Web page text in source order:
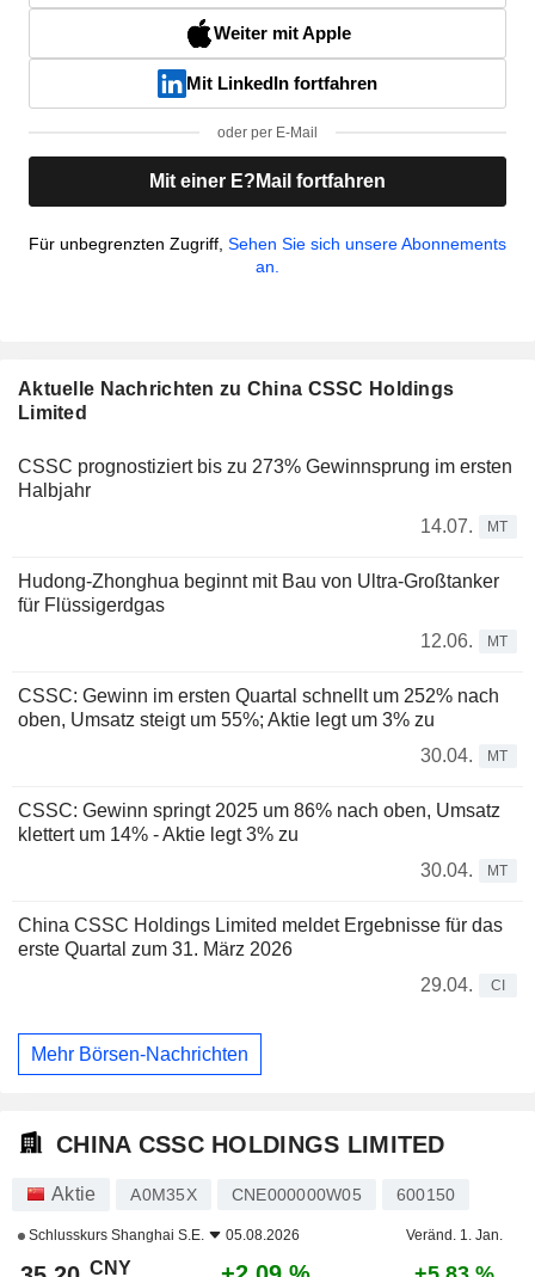
Weiter mit Apple
Mit LinkedIn fortfahren
oder per E-Mail
Mit einer E?Mail fortfahren
Für unbegrenzten Zugriff, Sehen Sie sich unsere Abonnements
an.
Aktuelle Nachrichten zu China CSSC Holdings
Limited
CSSC prognostiziert bis zu 273% Gewinnsprung im ersten
Halbjahr
14.07.
MT
Hudong-Zhonghua beginnt mit Bau von Ultra-Großtanker
für Flüssigerdgas
12.06.
MT
CSSC: Gewinn im ersten Quartal schnellt um 252% nach
oben, Umsatz steigt um 55%; Aktie legt um 3% zu
30.04.
MT
CSSC: Gewinn springt 2025 um 86% nach oben, Umsatz
klettert um 14% - Aktie legt 3% zu
30.04.
MT
China CSSC Holdings Limited meldet Ergebnisse für das
erste Quartal zum 31. März 2026
29.04.
CI
Mehr Börsen-Nachrichten
CHINA CSSC HOLDINGS LIMITED
Aktie A0M35X CNE000000W05 600150
Schlusskurs Shanghai S.E. 05.08.2026 Veränd. 1. Jan.
CNY